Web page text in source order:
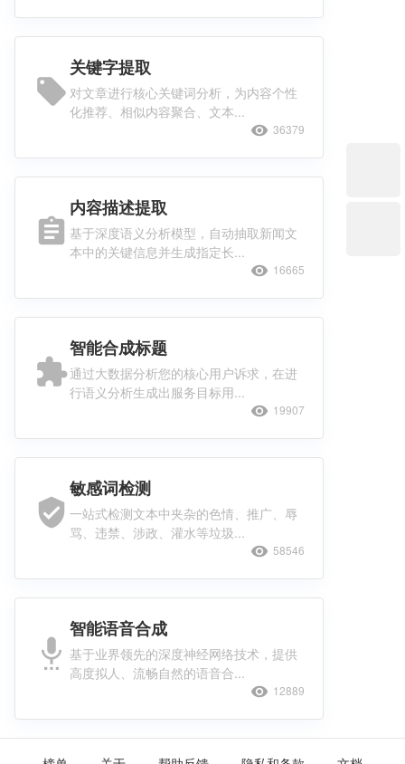
关键字提取
对文章进行核心关键词分析，为内容个性
化推荐、相似内容聚合、文本...
visibility 36379
local_offer
内容描述提取
基于深度语义分析模型，自动抽取新闻文
本中的关键信息并生成指定长...
visibility 16665
assignment
智能合成标题
通过大数据分析您的核心用户诉求，在进
行语义分析生成出服务目标用...
visibility 19907
extension
敏感词检测
一站式检测文本中夹杂的色情、推广、辱
骂、违禁、涉政、灌水等垃圾...
visibility 58546
verified_user
智能语音合成
基于业界领先的深度神经网络技术，提供
高度拟人、流畅自然的语音合...
visibility 12889
settings_voice